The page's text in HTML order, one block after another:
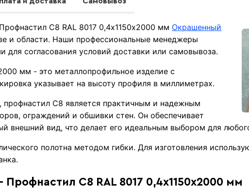
С8 RAL 8017 0,4х1150х2000 мм Окрашенный
и области. Наши профессиональные менеджеры
для согласования условий доставки или самовывоза.
мм - это металлопрофильное изделие с
указывает на высоту профиля в миллиметрах.
профнастил С8 является практичным и надежным
ограждений и обшивки стен. Он обеспечивает
внешний вид, что делает его идеальным выбором для
полотна методом гибки. Для изготовления
С8 RAL 8017 0,4х1150х2000 мм